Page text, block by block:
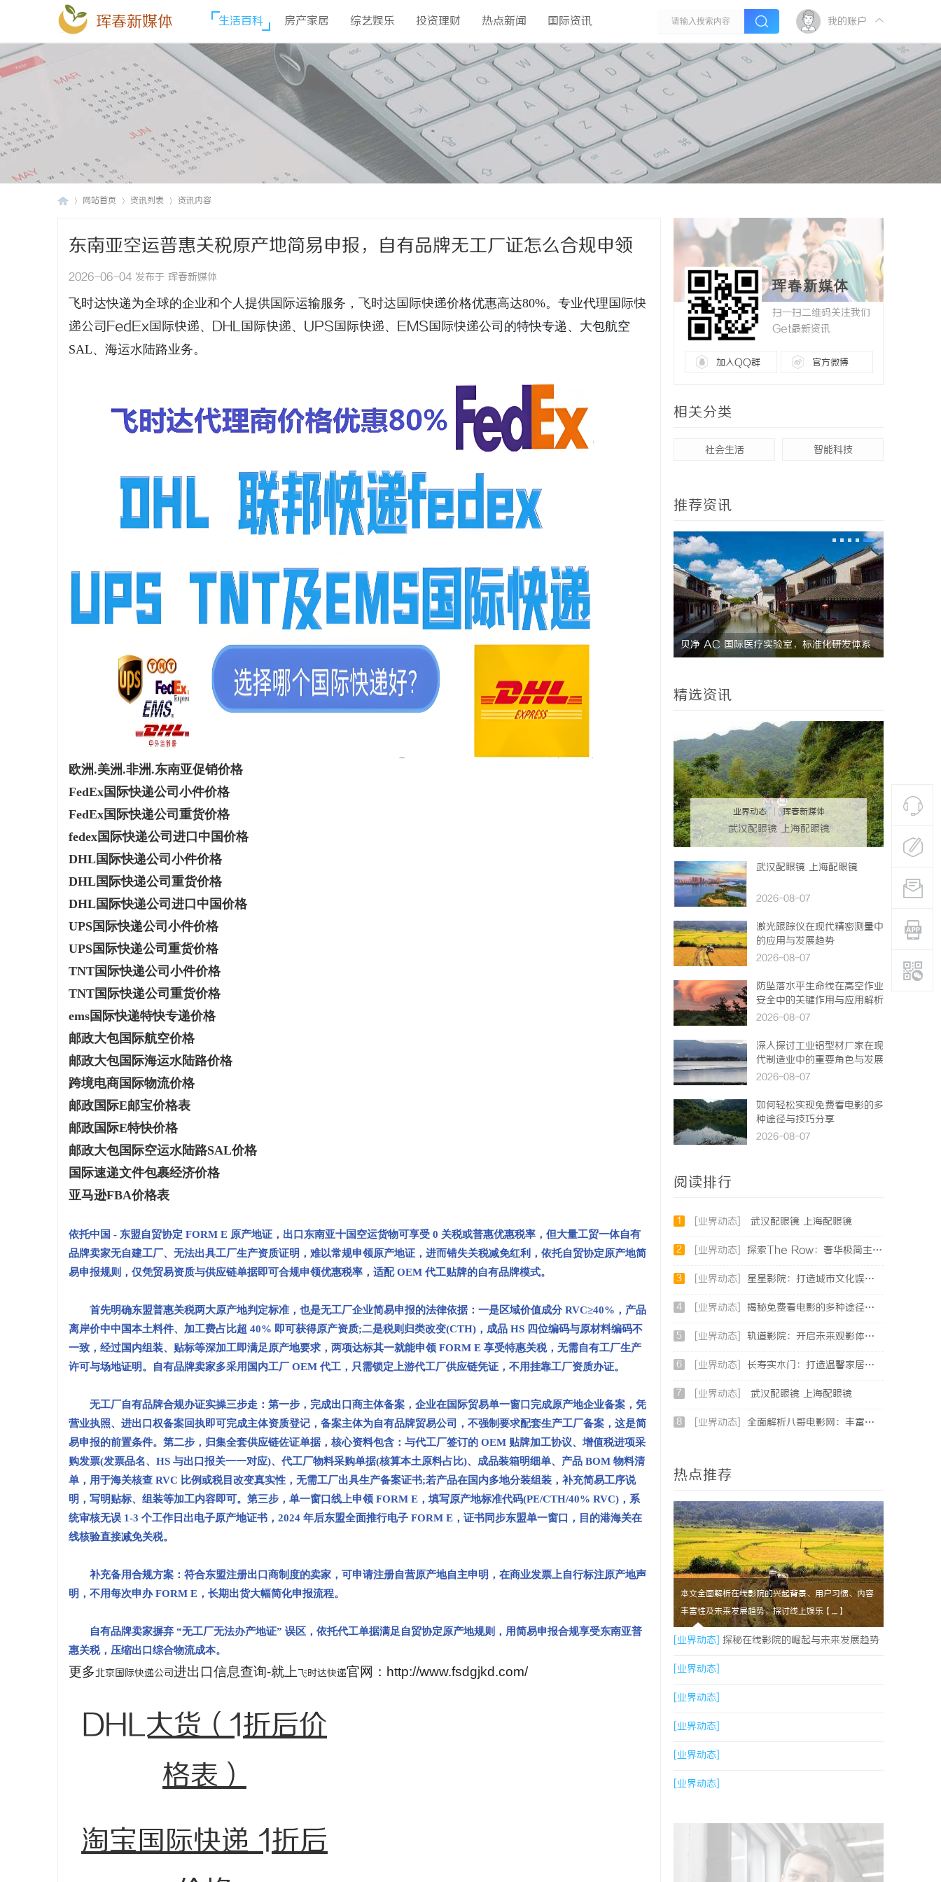
珲春新媒体 生活百科 房产家居 综艺娱乐 投资理财 热点新闻 国际资讯 我的账户
网站首页 资讯列表 资讯内容
东南亚空运普惠关税原产地简易申报，自有品牌无工厂证怎么合规申领
优惠税率-寄国际快递_上飞时达快递官网
2026-06-04 发布于 珲春新媒体
飞时达快递为全球的企业和个人提供国际运输服务， 飞时达 国际快递价格优惠高达80%。专业代理 国际快
递公司FedEx国际快递、 DHL国际快递、 UPS国际快递、 EMS国际快递公司的特快专递、大包航空
SAL、海运水陆路业务。
欧洲.美洲.非洲.东南亚促销价格
FedEx国际快递公司小件价格
FedEx国际快递公司重货价格
fedex国际快递公司进口中国价格
DHL国际快递公司小件价格
DHL国际快递公司重货价格
DHL国际快递公司进口中国价格
UPS国际快递公司小件价格
UPS国际快递公司重货价格
TNT国际快递公司小件价格
TNT国际快递公司重货价格
ems国际快递特快专递价格
邮政大包国际航空价格
邮政大包国际海运水陆路价格
跨境电商国际物流价格
邮政国际E邮宝价格表
邮政国际E特快价格
邮政大包国际空运水陆路SAL价格
国际速递文件包裹经济价格
亚马逊FBA价格表
依托中国 - 东盟自贸协定 FORM E 原产地证，出口东南亚十国空运货物可享受 0 关税或普惠优惠税率，但大量工贸一体自有
品牌卖家无自建工厂、无法出具工厂生产资质证明，难以常规申领原产地证，进而错失关税减免红利，依托自贸协定原产地简
易申报规则，仅凭贸易资质与供应链单据即可合规申领优惠税率，适配 OEM 代工贴牌的自有品牌模式。
首先明确东盟普惠关税两大原产地判定标准，也是无工厂企业简易申报的法律依据：一是区域价值成分 RVC≥40%，产品
离岸价中中国本土料件、加工费占比超 40% 即可获得原产资质;二是税则归类改变(CTH)，成品 HS 四位编码与原材料编码不
一致，经过国内组装、贴标等深加工即满足原产地要求，两项达标其一就能申领 FORM E 享受特惠关税，无需自有工厂生产
许可与场地证明。自有品牌卖家多采用国内工厂 OEM 代工，只需锁定上游代工厂供应链凭证，不用挂靠工厂资质办证。
无工厂自有品牌合规办证实操三步走：第一步，完成出口商主体备案，企业在国际贸易单一窗口完成原产地企业备案，凭
营业执照、进出口权备案回执即可完成主体资质登记，备案主体为自有品牌贸易公司，不强制要求配套生产工厂备案，这是简
易申报的前置条件。第二步，归集全套供应链佐证单据，核心资料包含：与代工厂签订的 OEM 贴牌加工协议、增值税进项采
购发票(发票品名、HS 与出口报关一一对应)、代工厂物料采购单据(核算本土原料占比)、成品装箱明细单、产品 BOM 物料清
单，用于海关核查 RVC 比例或税目改变真实性，无需工厂出具生产备案证书;若产品在国内多地分装组装，补充简易工序说
明，写明贴标、组装等加工内容即可。第三步，单一窗口线上申领 FORM E，填写原产地标准代码(PE/CTH/40% RVC)，系
统审核无误 1-3 个工作日出电子原产地证书，2024 年后东盟全面推行电子 FORM E，证书同步东盟单一窗口，目的港海关在
线核验直接减免关税。
补充备用合规方案：符合东盟注册出口商制度的卖家，可申请注册自营原产地自主申明，在商业发票上自行标注原产地声
明，不用每次申办 FORM E，长期出货大幅简化申报流程。
自有品牌卖家摒弃 “无工厂无法办产地证” 误区，依托代工单据满足自贸协定原产地规则，用简易申报合规享受东南亚普
惠关税，压缩出口综合物流成本。
更多北京国际快递公司进出口信息查询-就上飞时达快递官网：http://www.fsdgjkd.com/
DHL大货（1折后价
格表）
淘宝国际快递 1折后
珲春新媒体
扫一扫二维码关注我们
Get最新资讯
加入QQ群 官方微博
相关分类
社会生活 智能科技
推荐资讯
揭秘！专业充电桩项目软件开发商，究竟藏着
哪些行业秘诀？
330FE20耐磨改性颗粒：提升工程材料性能
的秘密武器
2026年新能源轻卡续航能力对比推荐：5大 贝净 AC 国际医疗实验室，标准化研发体系
精选资讯
业界动态 珲春新媒体
武汉配眼镜 上海配眼镜
武汉配眼镜 上海配眼镜
2026-08-07
激光跟踪仪在现代精密测量中
的应用与发展趋势
2026-08-07
防坠落水平生命线在高空作业
安全中的关键作用与应用解析
2026-08-07
深入探讨工业铝型材厂家在现
代制造业中的重要角色与发展
趋势
2026-08-07
如何轻松实现免费看电影的多
种途径与技巧分享
2026-08-07
阅读排行
1 [业界动态] 武汉配眼镜 上海配眼镜
2 [业界动态] 探索The Row：奢华极简主义时尚品牌的崛起与魅力解析
3 [业界动态] 星星影院：打造城市文化娱乐新地标的璀璨明珠
4 [业界动态] 揭秘免费看电影的多种途径及注意事项详解
5 [业界动态] 轨道影院：开启未来观影体验的新纪元
6 [业界动态] 长寿实木门：打造温馨家居环境的理想之选
7 [业界动态] 武汉配眼镜 上海配眼镜
8 [业界动态] 全面解析八哥电影网：丰富资源与优质观影体验的终极指南
热点推荐
本文全面解析在线影院的兴起背景、用户习惯、内容
丰富性及未来发展趋势，探讨线上娱乐【....】
[业界动态] 探秘在线影院的崛起与未来发展趋势
分析
[业界动态]
[业界动态]
[业界动态]
[业界动态]
[业界动态]